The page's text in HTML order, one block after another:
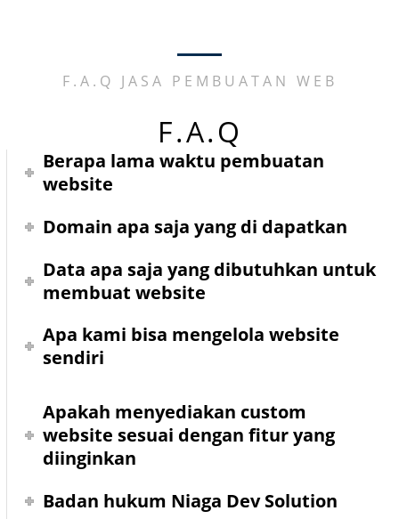
F.A.Q JASA PEMBUATAN WEB
F.A.Q
Berapa lama waktu pembuatan
website
Domain apa saja yang di dapatkan
Data apa saja yang dibutuhkan untuk
membuat website
Apa kami bisa mengelola website
sendiri
Apakah menyediakan custom
website sesuai dengan fitur yang
diinginkan
Badan hukum Niaga Dev Solution